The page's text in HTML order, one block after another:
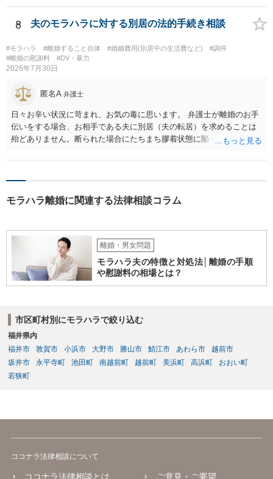
8 夫のモラハラに対する別居の法的手続き相談
#モラハラ #離婚すること自体 #婚姻費用(別居中の生活費など)
#調停
#離婚の慰謝料
#DV・暴力
2026年7月30日
匿名A 弁護士
日々お辛い状況に苛まれ、お気の毒に思います。 弁護士が離婚のお手
伝いをする場合、お相手である夫に別居（夫の転居）を求めることは
殆どありません。断られた場合にたちまち膠着状態に陥ってしまうの
高いためです。 実務的には、ご相談者さまが転居する形で離婚協議等
モラハラ離婚に関連する法律相談コラム
離婚・男女問題
モラハラ夫の特徴と対処法│離婚の手順
や慰謝料の相場とは？
市区町村別にモラハラで絞り込む
福井県内
福井市
敦賀市 小浜市 大野市 勝山市 鯖江市 あわら市
越前市
坂井市
永平寺町 池田町 南越前町 越前町 美浜町 高浜町
おおい町
若狭町
ココナラ法律相談について
ココナラ法律相談とは ご意見・ご要望